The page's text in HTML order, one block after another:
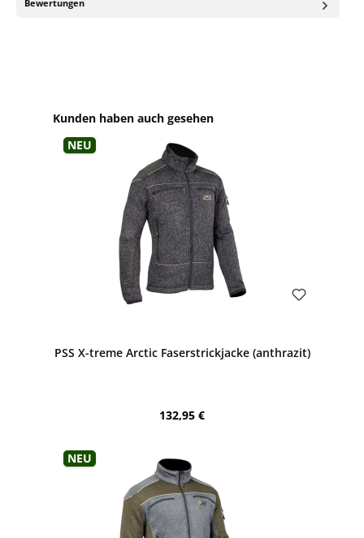
Bewertungen
Produktgalerie überspringen
Kunden haben auch gesehen
Neu
PSS X-treme Arctic Faserstrickjacke (anthrazit)
Regulärer Preis:
132,95 €
Neu